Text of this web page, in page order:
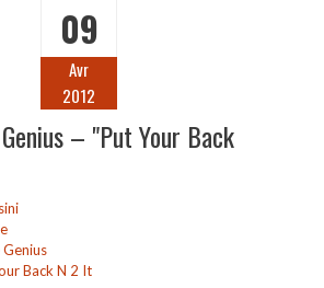
09
Avr
2012
– "Put Your Back
Back N 2 It